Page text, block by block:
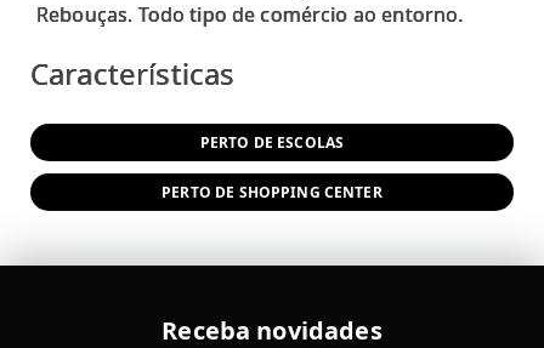
Características
PERTO DE ESCOLAS
PERTO DE SHOPPING CENTER
Receba novidades